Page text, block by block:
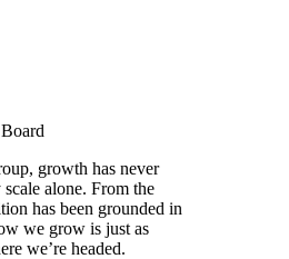
growth has never
alone. From the
has been grounded in
we grow is just as
we’re headed.